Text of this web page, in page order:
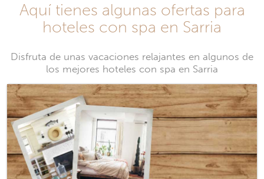
Aquí tienes algunas ofertas para
hoteles con spa en Sarria
Disfruta de unas vacaciones relajantes en algunos de
los mejores hoteles con spa en Sarria